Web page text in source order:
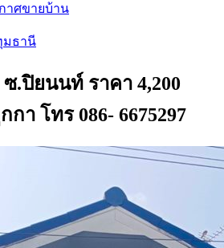
าศขายบ้าน
มธานี
.ปิยนนท์ ราคา 4,200
า โทร 086- 6675297